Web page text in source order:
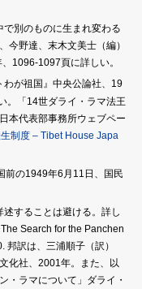
で別のものに生まれ変わる
今野達、末木文美士（編）
1096-1097頁に詳しい。
わが祖国』中央公論社、19
。「14世ダライ・ラマ法王
本代表部事務所ウェブペー
制度 – Tibet House Japa
前の1949年6月11日、国民
することは避ける。詳し
Search for the Panchen
邦訳は、三浦順子（訳）
化社、2001年。また、以
・ラマについて」ダライ・